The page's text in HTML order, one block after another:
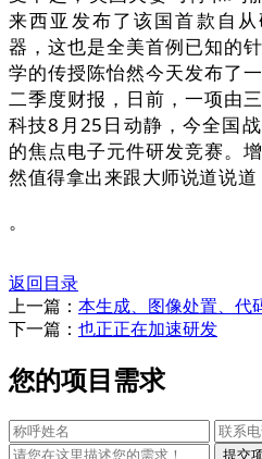
来西亚发布了该国首款自
器，这也是全美首例已知的
学的传授陈怡然今天发布了
二季度财报，日前，一项由
科技8月25日动静，今全国
的焦点电子元件研发竞赛。
然值得拿出来跟大师说道说道
。
返回目录
上一篇： 本生成、图像处置、代
下一篇： 也正正在加速研发
您的项目需求